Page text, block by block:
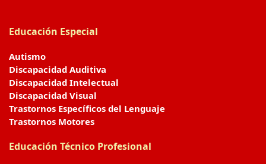
Educación Especial
Autismo
Discapacidad Auditiva
Discapacidad Intelectual
Discapacidad Visual
Trastornos Específicos del Lenguaje
Trastornos Motores
Educación Técnico Profesional